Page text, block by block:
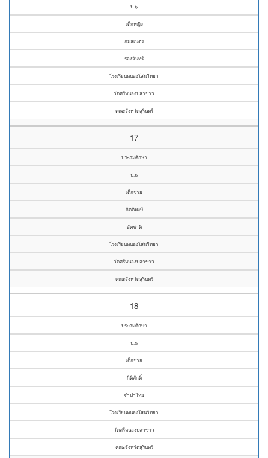
ป.๖
เด็กหญิง
กมลเนตร
รองจันทร์
โรงเรียนหนองโสนวิทยา
วัดศรีหนองปลาขาว
คณะจังหวัดสุรินทร์
17
ประถมศึกษา
ป.๖
เด็กชาย
กิตติพงษ์
อัคชาติ
โรงเรียนหนองโสนวิทยา
วัดศรีหนองปลาขาว
คณะจังหวัดสุรินทร์
18
ประถมศึกษา
ป.๖
เด็กชาย
กิติศักดิ์
จำปาไทย
โรงเรียนหนองโสนวิทยา
วัดศรีหนองปลาขาว
คณะจังหวัดสุรินทร์